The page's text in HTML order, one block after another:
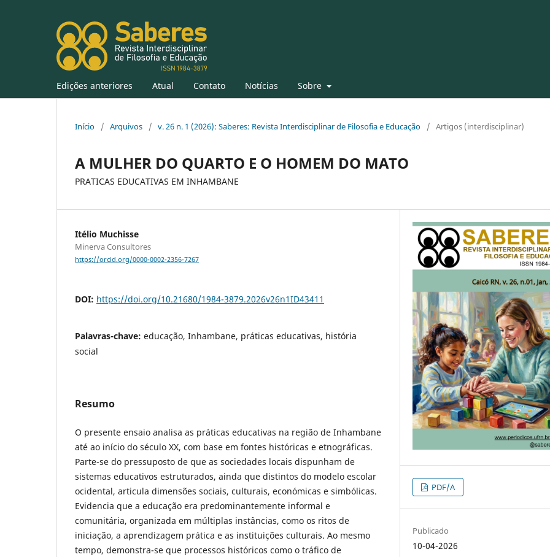
Edições anteriores Atual Contato Notícias Sobre
Início / Arquivos / v. 26 n. 1 (2026): Saberes: Revista Interdisciplinar de Filosofia e Educação / Artigos (interdisciplinar)
A MULHER DO QUARTO E O HOMEM DO MATO
PRATICAS EDUCATIVAS EM INHAMBANE
Itélio Muchisse
Minerva Consultores
https://orcid.org/0000-0002-2356-7267
DOI: https://doi.org/10.21680/1984-3879.2026v26n1ID43411
Palavras-chave: educação, Inhambane, práticas educativas, história
social
Resumo
O presente ensaio analisa as práticas educativas na região de Inhambane
até ao início do século XX, com base em fontes históricas e etnográficas.
Parte-se do pressuposto de que as sociedades locais dispunham de
sistemas educativos estruturados, ainda que distintos do modelo escolar
ocidental, articula dimensões sociais, culturais, económicas e simbólicas.
Evidencia que a educação era predominantemente informal e
comunitária, organizada em múltiplas instâncias, como os ritos de
iniciação, a aprendizagem prática e as instituições culturais. Ao mesmo
tempo, demonstra-se que processos históricos como o tráfico de
PDF/A
Publicado
10-04-2026